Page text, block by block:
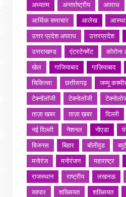
अध्यात्म
अन्तर्राष्ट्रीय अपराध
आर्थिक समाचार
आलेख आस्था
उत्तर प्रदेश अपराध
उत्तरप्रदेश
उत्तराखण्ड
एंटरटेनमेंट
खेल
गाजियाबाद गाज़ियाबाद
चिकित्सा
छत्तीसगढ़ जम्मू
टेक्नॉलॉजी
टेक्नोलॉजी
ताज़ा खबर
ताज़ा ख़बर दिल्ली
नई दिल्ली
नेशनल नोएडा
बिजनस
बिहार बॉलीवुड
मनोरंज
मनोरंजन महाराष्ट्र
राजस्थान
राष्ट्रीय लखनऊ
व्यापार
शख्सियत शख़्सियत